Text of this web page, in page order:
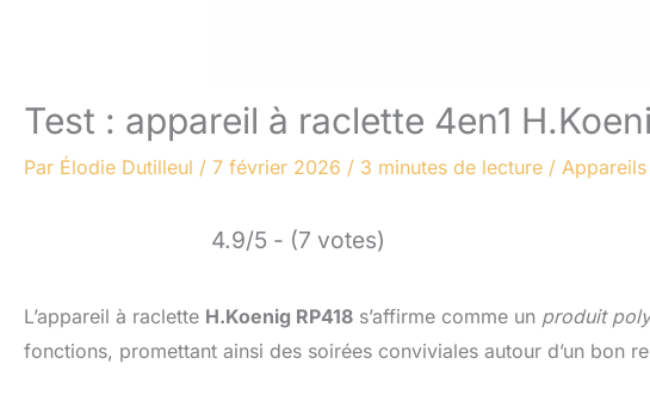
Test : appareil à raclette 4en1
Par Élodie Dutilleul / 7 février 2026 / 3 minutes de lecture /
4.9/5 - (7 votes)
L’appareil à raclette H.Koenig RP418 s’affirme comme un produit
fonctions, promettant ainsi des soirées conviviales autour d’un bon